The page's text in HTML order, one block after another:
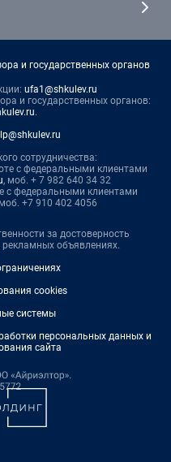
и государственных органов
ufa1@shkulev.ru
и государственных органов:
.
сотрудничества:
с федеральными клиентами
, моб. + 7 982 640 34 32
с федеральными клиентами
+7 910 402 4056
за достоверность
объявлениях.
cookies
системы
персональных данных и
сайта